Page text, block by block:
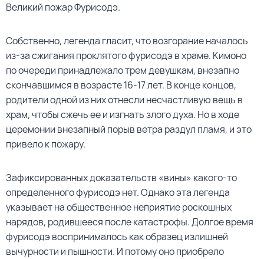
Великий пожар Фурисодэ.
Собственно, легенда гласит, что возгорание началось
из-за сжигания проклятого фурисодэ в храме. Кимоно
по очереди принадлежало трем девушкам, внезапно
скончавшимся в возрасте 16-17 лет. В конце концов,
родители одной из них отнесли несчастливую вещь в
храм, чтобы сжечь ее и изгнать злого духа. Но в ходе
церемонии внезапный порыв ветра раздул пламя, и это
привело к пожару.
Зафиксированных доказательств «вины» какого-то
определенного фурисодэ нет. Однако эта легенда
указывает на общественное неприятие роскошных
нарядов, родившееся после катастрофы. Долгое время
фурисодэ воспринималось как образец излишней
вычурности и пышности. И потому оно приобрело